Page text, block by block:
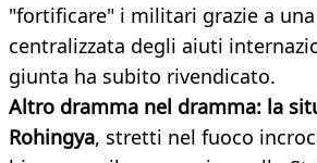
"fortificare" i militari grazie a
centralizzata degli aiuti
giunta ha subito rivendicato.
Altro dramma nel dramma: la
Rohingya, stretti nel fuoco